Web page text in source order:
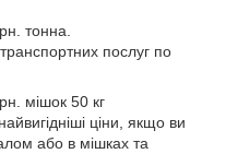
тонна.
послуг по
мішок 50 кг
ціни, якщо ви
або в мішках та